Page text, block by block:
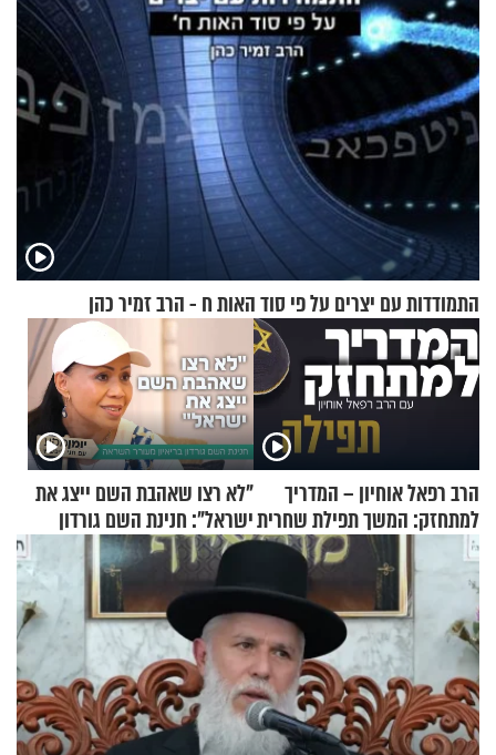
התמודדות עם יצרים על פי סוד האות ח - הרב זמיר כהן
הרב רפאל אוחיון – המדריך
למתחזק: המשך תפילת שחרית
מאשרי ועד עלינו
"לא רצו שאהבת השם ייצג את
ישראל": חנינת השם גורדון
בריאיון מעורר השראה